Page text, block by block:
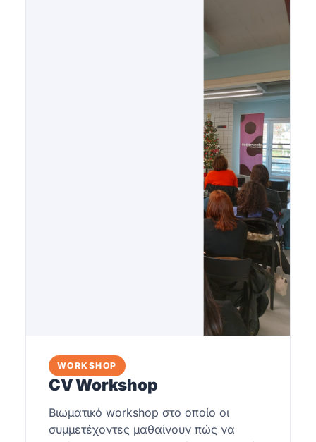
WORKSHOP
CV Workshop
Βιωματικό workshop στο οποίο οι
συμμετέχοντες μαθαίνουν πώς να